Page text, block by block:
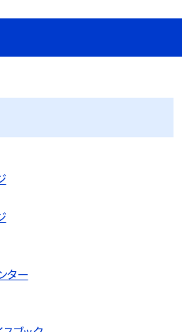
ター